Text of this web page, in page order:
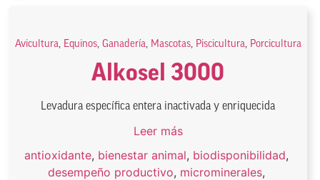
Avicultura, Equinos, Ganadería, Mascotas, Piscicultura, Porcicultura
Alkosel 3000
Levadura específica entera inactivada y enriquecida
Leer más
antioxidante, bienestar animal, biodisponibilidad,
desempeño productivo, microminerales,